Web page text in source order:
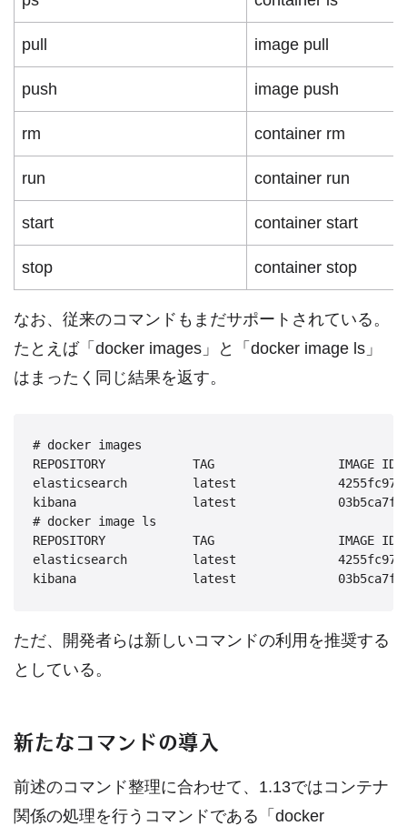
pull image pull
push image push
rm container rm
run container run
start container start
stop container stop
なお、従来のコマンドもまだサポートされている。
たとえば「docker images」と「docker image ls」
はまったく同じ結果を返す。
# docker images
REPOSITORY            TAG                 IMAGE
elasticsearch         latest
kibana                latest
# docker image ls
REPOSITORY            TAG                 IMAGE
elasticsearch         latest
ただ、開発者らは新しいコマンドの利用を推奨する
としている。
新たなコマンドの導入
前述のコマンド整理に合わせて、1.13ではコンテナ
関係の処理を行うコマンドである「docker